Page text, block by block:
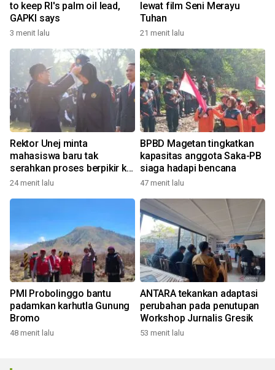
to keep RI's palm oil lead,
GAPKI says
3 menit lalu
lewat film Seni Merayu
Tuhan
21 menit lalu
Rektor Unej minta
mahasiswa baru tak
serahkan proses berpikir ke
AI
24 menit lalu
BPBD Magetan tingkatkan
kapasitas anggota Saka-PB
siaga hadapi bencana
47 menit lalu
PMI Probolinggo bantu
padamkan karhutla Gunung
Bromo
48 menit lalu
ANTARA tekankan adaptasi
perubahan pada penutupan
Workshop Jurnalis Gresik
53 menit lalu